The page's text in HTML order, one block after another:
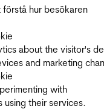
hur besökaren
about the visitor's
and marketing
with
their services.